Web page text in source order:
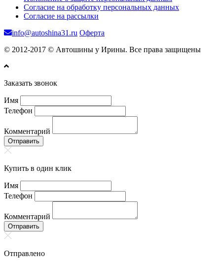
Согласие на обработку персональных данных
Согласие на рассылки
info@autoshina31.ru Оферта
© 2012-2017 © Автошины у Ирины. Все права защищены
Заказать звонок
Имя
Телефон
Комментарий
Отправить
Купить в один клик
Имя
Телефон
Комментарий
Отправить
Отправлено